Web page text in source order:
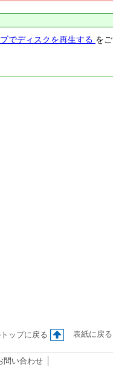
でディスクを再生する をご
表紙に戻る
ップに戻る
問い合わせ